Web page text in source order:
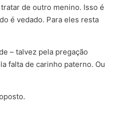
de outro menino. Isso é
é vedado. Para eles resta
– talvez pela pregação
falta de carinho paterno. Ou